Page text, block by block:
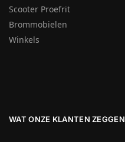
Scooter Proefrit
Brommobielen
Winkels
WAT ONZE KLANTEN ZEGGEN